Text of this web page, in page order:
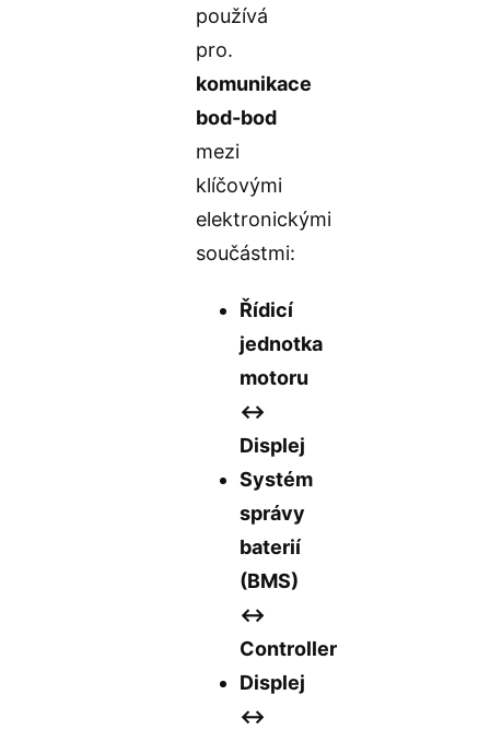
používá
pro.
komunikace
bod-bod
mezi
klíčovými
elektronickými
součástmi:
Řídicí
jednotka
motoru
↔️
Displej
Systém
správy
baterií
(BMS)
↔️
Controller
Displej
↔️